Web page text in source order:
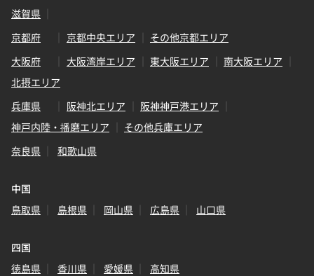
滋賀県
京都府
京都中央エリア
その他京都エリア
大阪府
大阪湾岸エリア 東大阪エリア
南大阪エリア
北摂エリア
兵庫県
阪神北エリア
阪神神戸港エリア
神戸内陸・播磨エリア
その他兵庫エリア
奈良県
和歌山県
中国
鳥取県
島根県 岡山県 広島県 山口県
四国
徳島県
香川県 愛媛県 高知県